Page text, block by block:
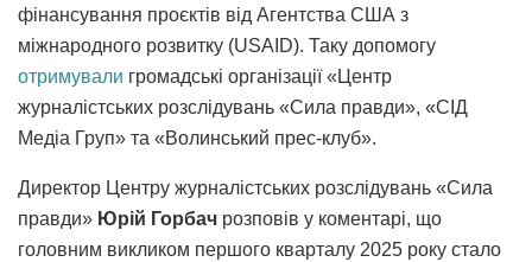
фінансування проєктів від Агентства США з
міжнародного розвитку (USAID). Таку допомогу
отримували громадські організації «Центр
журналістських розслідувань «Сила правди», «СІД
Медіа Груп» та «Волинський прес-клуб».
Директор Центру журналістських розслідувань «Сила
правди» Юрій Горбач розповів у коментарі, що
головним викликом першого кварталу 2025 року стало